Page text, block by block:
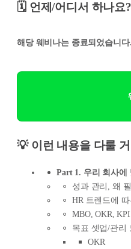
🗓️ 언제/어디서 하나요?
해당 웨비나는 종료되었습니다.
💡 이런 내용을 다룰
Part 1. 우리 회사에
성과 관리, 왜
HR 트렌드에
MBO, OKR,
목표 셋업/관리
OKR